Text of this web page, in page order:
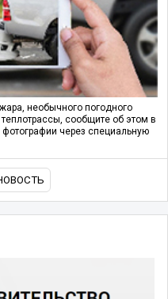
необычного погодного
сообщите об этом в
через специальную